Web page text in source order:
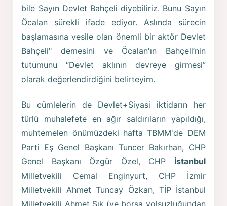
bile Sayın Devlet Bahçeli diyebiliriz. Bunu Sayın
Öcalan sürekli ifade ediyor. Aslında sürecin
başlamasına vesile olan önemli bir aktör Devlet
Bahçeli" demesini ve Öcalan'ın Bahçeli’nin
tutumunu “Devlet aklının devreye girmesi”
olarak değerlendirdiğini belirteyim.
Bu cümlelerin de Devlet+Siyasi iktidarın her
türlü muhalefete en ağır saldırıların yapıldığı,
muhtemelen önümüzdeki hafta TBMM'de DEM
Parti Eş Genel Başkanı Tuncer Bakırhan, CHP
Genel Başkanı Özgür Özel, CHP İstanbul
Milletvekili Cemal Enginyurt, CHP İzmir
Milletvekili Ahmet Tuncay Özkan, TİP İstanbul